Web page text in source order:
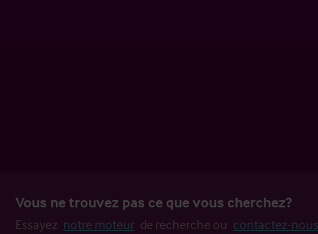
Vous ne trouvez pas ce que vous cherchez?
Essayez notre moteur de recherche ou contactez-nous